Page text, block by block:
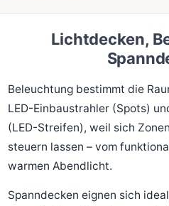
Lichtdecken,
Beleuchtung bestimmt die
LED-Einbaustrahler (Spots)
(LED-Streifen), weil sich
steuern lassen – vom
warmen Abendlicht.
Spanndecken eignen sich